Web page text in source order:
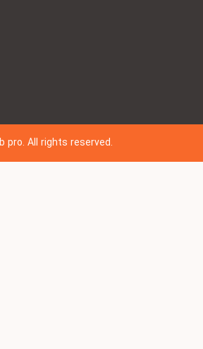
pro. All rights reserved.